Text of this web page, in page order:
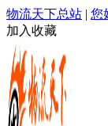
物流天下总站 | 您
加入收藏